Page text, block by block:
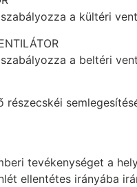
a kültéri
a beltéri
részecskéi
tevékenységet a
ellentétes irányába